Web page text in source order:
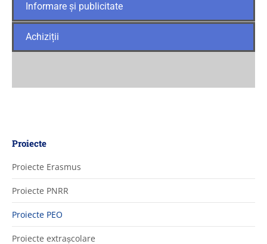
Informare și publicitate
Achiziții
Proiecte
Proiecte Erasmus
Proiecte PNRR
Proiecte PEO
Proiecte extrașcolare